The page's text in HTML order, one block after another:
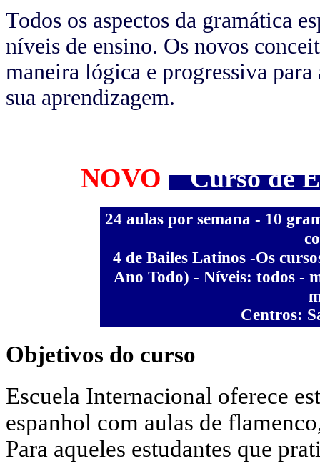
Todos os aspectos da gramática
níveis de ensino. Os novos
maneira lógica e progressiva
sua aprendizagem.
NOVO Curso de
24 aulaspor semana - 10
4 de Bailes Latinos-Os
Ano Todo) - Níveis: todos -
Centros:
Objetivos do curso
Escuela Internacional oferece
espanhol com aulas de
Para aqueles estudantes que